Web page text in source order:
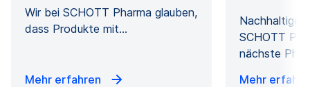
Wir bei SCHOTT Pharma glauben,
dass Produkte mit…
Mehr erfahren
Nachhaltige
SCHOTT
nächste
Mehr